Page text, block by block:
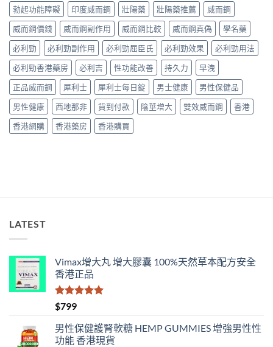
購
買
指
南〉
中
與
真
假
辨
指
南〉
中
藥
真
實
效
果、
正
確
用
法
與
香
港
購
享
久
3
代
Climax
印
度
神
油
實
測
比
勃起功能障礙 印度威而鋼 壯陽藥 壯陽藥推薦
威而鋼
威而鋼價錢
威而鋼副作用 威而鋼比較 威而鋼真偽
學名藥
必利勁
必利勁副作用 必利勁屈臣氏 必利勁效果
必利勁用法
必利勁香港藥房
必利吉 性功能改善 持久力
早洩
正品威而鋼
犀利士 犀利士每日錠 男士健康
男性保健品
男性健康
西地那非 貨到付款 陰莖增大 雙效威而鋼
香港
香港網購
香港藥房 香港購買
LATEST
Vimax增大丸 增大膠囊 100%天然草本配方安全
香港正品
評分
滿分 5
$799
男性保健護腎軟糖 HEMP GUMMIES 增強男性性
功能 香港現貨